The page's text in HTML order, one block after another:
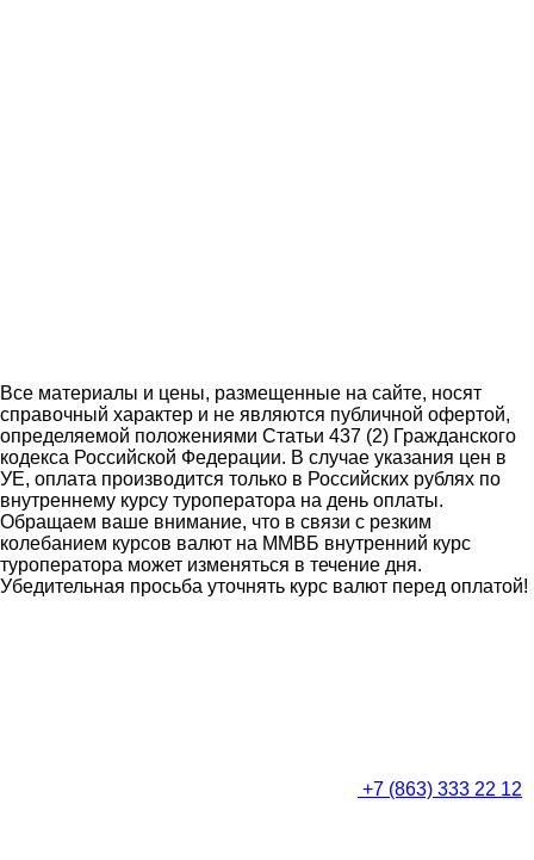
Все материалы и цены, размещенные на сайте, носят
справочный характер и не являются публичной офертой,
определяемой положениями Статьи 437 (2) Гражданского
кодекса Российской Федерации. В случае указания цен в
УЕ, оплата производится только в Российских рублях по
внутреннему курсу туроператора на день оплаты.
Обращаем ваше внимание, что в связи с резким
колебанием курсов валют на ММВБ внутренний курс
туроператора может изменяться в течение дня.
Убедительная просьба уточнять курс валют перед оплатой!
+7 (863) 333 22 12